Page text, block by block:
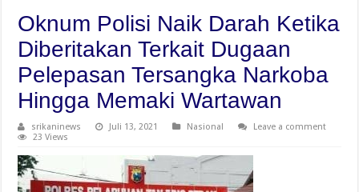
Oknum Polisi Naik Darah Ketika
Diberitakan Terkait Dugaan
Pelepasan Tersangka Narkoba
Hingga Memaki Wartawan
srikaninews Juli 13, 2021 Nasional
Leave a comment
23 Views